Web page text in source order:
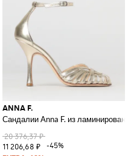
ANNA F.
Сандалии Anna F. из
20 376,37 ₽
11 206,68 ₽
-45%